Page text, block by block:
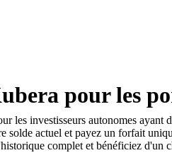
pour les
les investisseurs autonomes
solde actuel et payez un forfait
complet et bénéficiez